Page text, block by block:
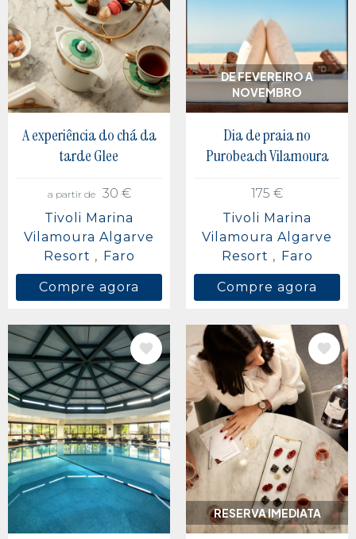
Buenos Aires, Argentina
Cidade do México, Mexico
A experiência do chá da
tarde Glee
a partir de
30 €
Tivoli Marina
Vilamoura Algarve
Resort
Faro
Compre agora
DE FEVEREIRO A
NOVEMBRO
Dia de praia no
Purobeach Vilamoura
175 €
Tivoli Marina
Vilamoura Algarve
Resort
Faro
Compre agora
IMAGEM
RESERVA IMEDIATA
IMAGEM